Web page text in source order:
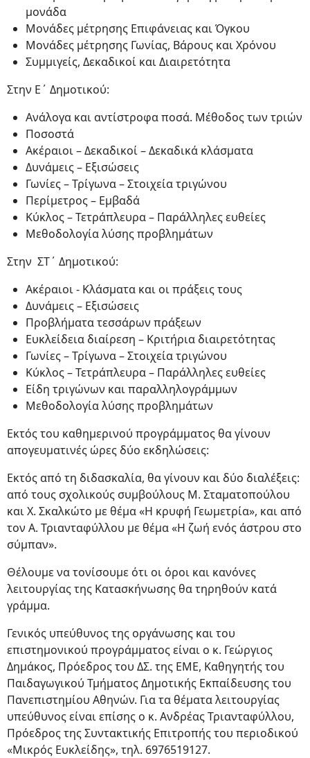
μονάδα
Μονάδες μέτρησης Επιφάνειας και Όγκου
Μονάδες μέτρησης Γωνίας, Βάρους και Χρόνου
Συμμιγείς, Δεκαδικοί και Διαιρετότητα
Στην Ε΄ Δημοτικού:
Ανάλογα και αντίστροφα ποσά. Μέθοδος των τριών
Ποσοστά
Ακέραιοι – Δεκαδικοί – Δεκαδικά κλάσματα
Δυνάμεις – Εξισώσεις
Γωνίες – Τρίγωνα – Στοιχεία τριγώνου
Περίμετρος – Εμβαδά
Κύκλος – Τετράπλευρα – Παράλληλες ευθείες
Μεθοδολογία λύσης προβλημάτων
Στην ΣΤ΄ Δημοτικού:
Ακέραιοι - Κλάσματα και οι πράξεις τους
Δυνάμεις – Εξισώσεις
Προβλήματα τεσσάρων πράξεων
Ευκλείδεια διαίρεση – Κριτήρια διαιρετότητας
Γωνίες – Τρίγωνα – Στοιχεία τριγώνου
Κύκλος – Τετράπλευρα – Παράλληλες ευθείες
Είδη τριγώνων και παραλληλογράμμων
Μεθοδολογία λύσης προβλημάτων
Εκτός του καθημερινού προγράμματος θα γίνουν
απογευματινές ώρες δύο εκδηλώσεις:
Εκτός από τη διδασκαλία, θα γίνουν και δύο διαλέξεις:
από τους σχολικούς συμβούλους Μ. Σταματοπούλου
και Χ. Σκαλκώτο με θέμα «Η κρυφή Γεωμετρία», και από
τον Α. Τριανταφύλλου με θέμα «Η ζωή ενός άστρου στο
σύμπαν».
Θέλουμε να τονίσουμε ότι οι όροι και κανόνες
λειτουργίας της Κατασκήνωσης θα τηρηθούν κατά
γράμμα.
Γενικός υπεύθυνος της οργάνωσης και του
επιστημονικού προγράμματος είναι ο κ. Γεώργιος
Δημάκος, Πρόεδρος του ΔΣ. της ΕΜΕ, Καθηγητής του
Παιδαγωγικού Τμήματος Δημοτικής Εκπαίδευσης του
Πανεπιστημίου Αθηνών. Για τα θέματα λειτουργίας
υπεύθυνος είναι επίσης ο κ. Ανδρέας Τριανταφύλλου,
Πρόεδρος της Συντακτικής Επιτροπής του περιοδικού
«Μικρός Ευκλείδης», τηλ. 6976519127.